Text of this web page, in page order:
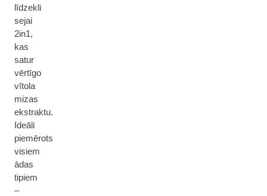
līdzekli
sejai
2in1,
kas
satur
vērtīgo
vītola
mizas
ekstraktu.
Ideāli
piemērots
visiem
ādas
tipiem
–